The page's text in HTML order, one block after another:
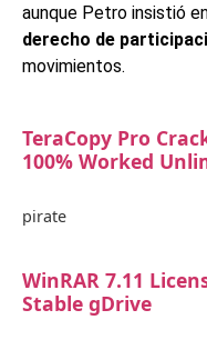
aunque Petro insistió
derecho de
movimientos.
TeraCopy Pro
100% Worked
pirate
WinRAR 7.11
Stable gDrive